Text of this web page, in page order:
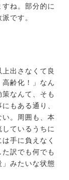
ね。部分的に
です。
出さなくて良
齢化！」なん
なんて、そも
もある通り、
。周囲も、本
ているうちに
手に負えなく
訳でも何でも
みたいな状態